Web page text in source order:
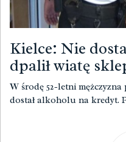
Kielce: Nie
dpalił wiatę
W środę 52-letni
dostał alkoholu na kredyt.